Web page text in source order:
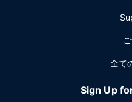
全て
Sign Up